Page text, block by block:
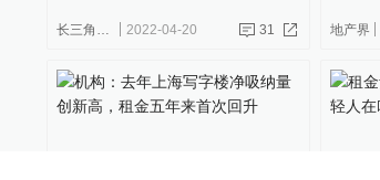
长三角政商 2022-04-20 31 地产界